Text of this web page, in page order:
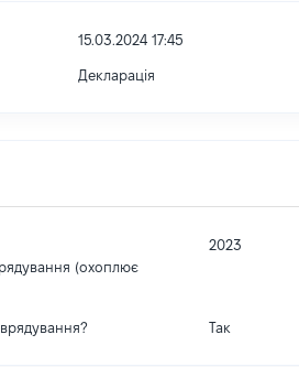
15.03.2024 17:45
Декларація
(охоплює
2023
Так